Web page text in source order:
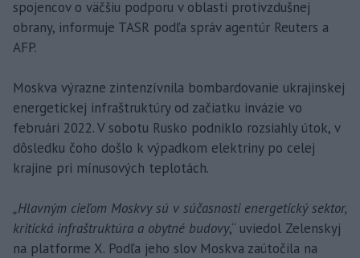
spojencov o väčšiu podporu v oblasti protivzdušnej
obrany, informuje TASR podľa správ agentúr Reuters a
AFP.
Moskva výrazne zintenzívnila bombardovanie ukrajinskej
energetickej infraštruktúry od začiatku invázie vo
februári 2022. V sobotu Rusko podniklo rozsiahly útok, v
dôsledku čoho došlo k výpadkom elektriny po celej
krajine pri mínusových teplotách.
„Hlavným cieľom Moskvy sú v súčasnosti energetický sektor,
kritická infraštruktúra a obytné budovy,“ uviedol Zelenskyj
na platforme X. Podľa jeho slov Moskva zaútočila na